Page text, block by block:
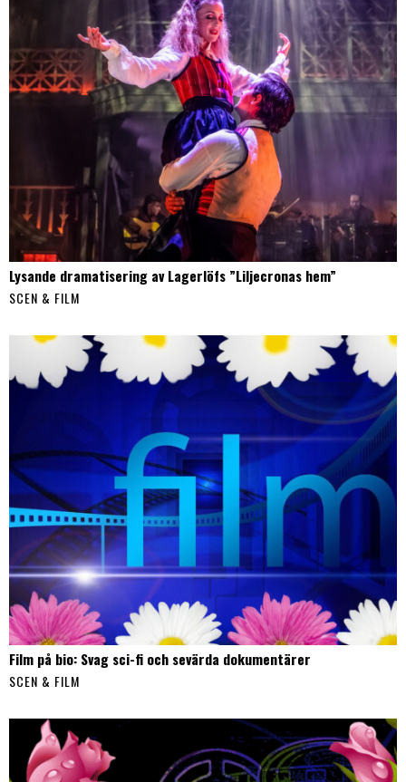
Lysande dramatisering av Lagerlöfs ”Liljecronas hem”
SCEN & FILM
Film på bio: Svag sci-fi och sevärda dokumentärer
SCEN & FILM